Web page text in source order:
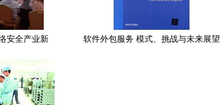
安全产业新
软件外包服务 模式、挑战与未来展望